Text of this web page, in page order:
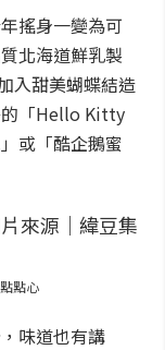
搖身一變為可
北海道鮮乳製
入甜美蝴蝶結造
的「Hello Kitty
或「酷企鵝蜜
點心
味道也有講